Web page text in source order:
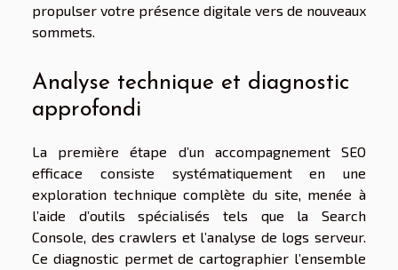
propulser votre présence digitale vers de nouveaux
sommets.
Analyse technique et diagnostic
approfondi
La première étape d’un accompagnement SEO
efficace consiste systématiquement en une
exploration technique complète du site, menée à
l’aide d’outils spécialisés tels que la Search
Console, des crawlers et l’analyse de logs serveur.
Ce diagnostic permet de cartographier l’ensemble